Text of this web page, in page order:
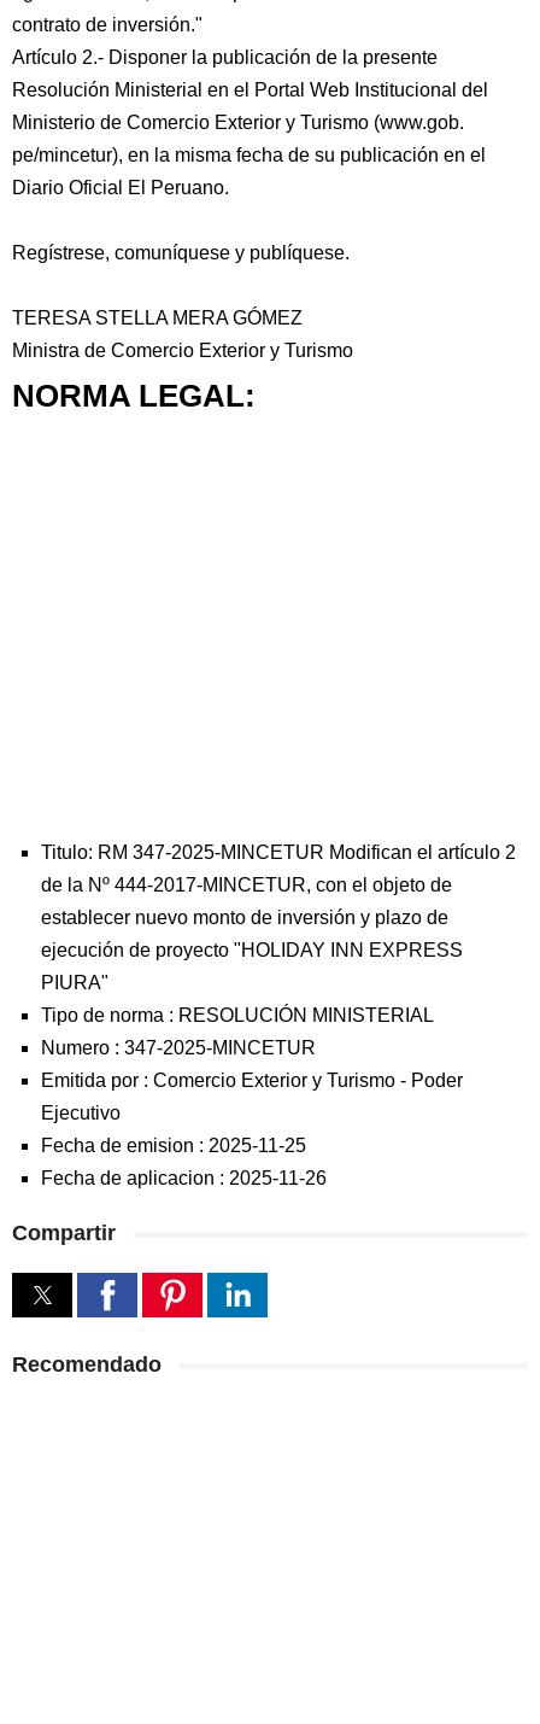
contrato de inversión."
Artículo 2.- Disponer la publicación de la presente
Resolución Ministerial en el Portal Web Institucional del
Ministerio de Comercio Exterior y Turismo (www.gob.
pe/mincetur), en la misma fecha de su publicación en el
Diario Oficial El Peruano.
Regístrese, comuníquese y publíquese.
TERESA STELLA MERA GÓMEZ
Ministra de Comercio Exterior y Turismo
NORMA LEGAL:
Titulo: RM 347-2025-MINCETUR Modifican el artículo 2
de la Nº 444-2017-MINCETUR, con el objeto de
establecer nuevo monto de inversión y plazo de
ejecución de proyecto "HOLIDAY INN EXPRESS
PIURA"
Tipo de norma : RESOLUCIÓN MINISTERIAL
Numero : 347-2025-MINCETUR
Emitida por : Comercio Exterior y Turismo - Poder
Ejecutivo
Fecha de emision : 2025-11-25
Fecha de aplicacion : 2025-11-26
Compartir
Recomendado